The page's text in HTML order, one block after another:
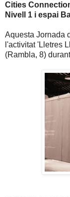
Cities
Nivell 1 i espai
Aquesta Jornada
l'activitat 'Lletres
(Rambla, 8)